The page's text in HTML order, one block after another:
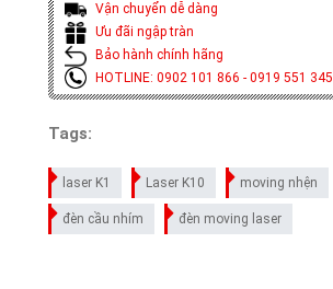
Vận chuyển dễ dàng
Ưu đãi ngập tràn
Bảo hành chính hãng
HOTLINE: 0902 101 866 - 0919 551 345
Tags:
laser K1 Laser K10 moving nhện
đèn cầu nhím đèn moving laser